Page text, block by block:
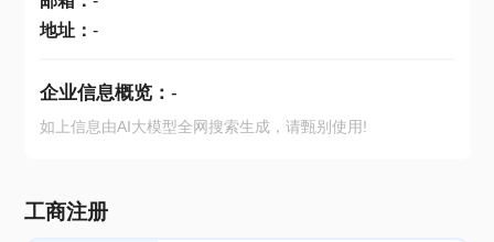
地址： -
企业信息概览： -
如上信息由AI大模型全网搜索生成，请甄别使用!
工商注册